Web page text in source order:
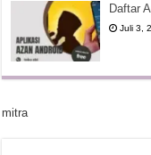
Daftar
Juli 3,
mitra